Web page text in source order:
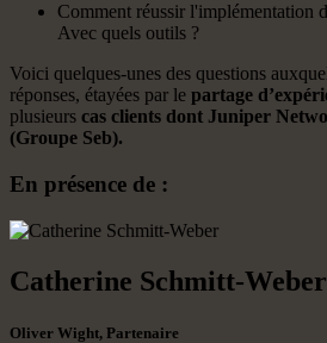
Comment réussir l'implémentation
Avec quels outils ?
Voici quelques-unes des questions
réponses, étayées par le partage
plusieurs cas clients dont Juniper
(Groupe Seb).
En présence de :
Catherine Schmitt-Weber
Oliver Wight, Partenaire